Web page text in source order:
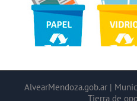
AlvearMendoza.gob.ar |
Tierra de